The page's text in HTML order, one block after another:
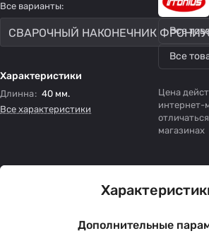
Все варианты:
Характеристики
Длинна: 40 мм.
Все характеристики
Все
Все
Цена
интернет-
магазинах
Дополнительные